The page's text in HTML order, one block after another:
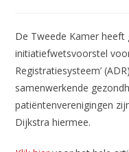
De Tweede Kamer
initiatiefwetsvoorstel
Registratiesysteem’
samenwerkende
patiëntenverenigingen
Dijkstra hiermee.